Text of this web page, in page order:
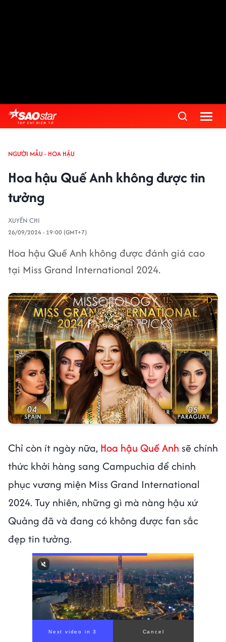
NGƯỜI MẪU - HOA HẬU
Hoa hậu Quế Anh không được tin
tưởng
XUYẾN CHI
26/09/2024 - 19:00 (GMT+7)
Hoa hậu Quế Anh không được đánh giá cao
tại Miss Grand International 2024.
Chỉ còn ít ngày nữa, Hoa hậu Quế Anh sẽ chính
thức khởi hàng sang Campuchia để chinh
phục vương miện Miss Grand International
2024. Tuy nhiên, những gì mà nàng hậu xứ
Quảng đã và đang có không được fan sắc
đẹp tin tưởng.
Next video in 1 Cancel